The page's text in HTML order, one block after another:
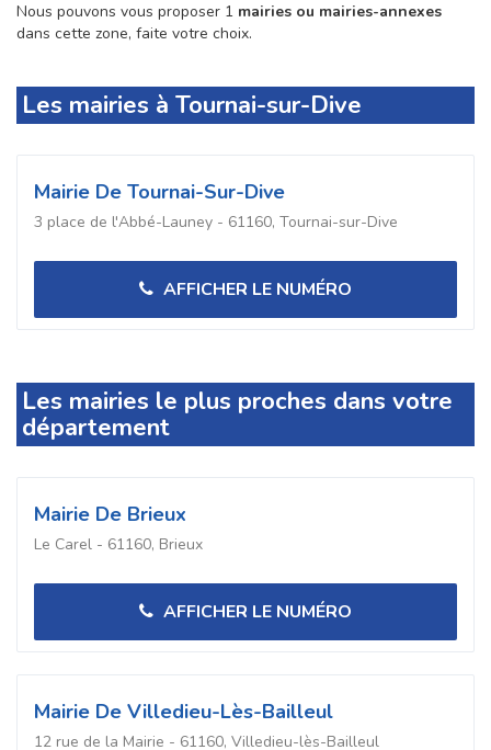
Nous pouvons vous proposer 1 mairies ou mairies-annexes
dans cette zone, faite votre choix.
Les mairies à Tournai-sur-Dive
Mairie De Tournai-Sur-Dive
3 place de l'Abbé-Launey - 61160, Tournai-sur-Dive
AFFICHER LE NUMÉRO
Les mairies le plus proches dans votre
département
Mairie De Brieux
Le Carel - 61160, Brieux
AFFICHER LE NUMÉRO
Mairie De Villedieu-Lès-Bailleul
12 rue de la Mairie - 61160, Villedieu-lès-Bailleul